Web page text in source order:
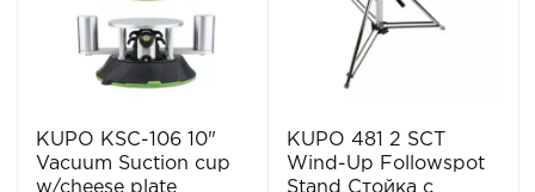
KUPO KSC-106 10"
Vacuum Suction cup
w/cheese plate
KUPO 481 2 SCT
Wind-Up Followspot
Stand Стойка с